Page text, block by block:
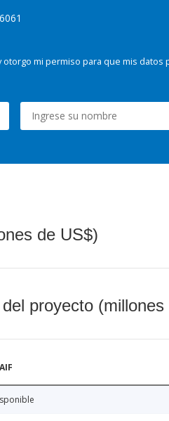
otorgo mi permiso para que mis
de US$)
proyecto (millones